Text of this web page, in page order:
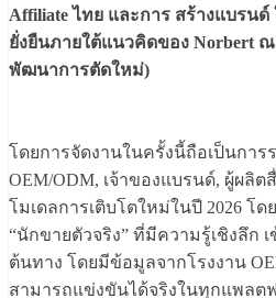
Affiliate ไทย และการ สร้างแบรน
ยั่งยืนภายใต้แนวคิดของ Norbert ณ
พัฒนาการตัดใหม่)
โดยการจัดงานในครั้งนี้ถือเป็นการ
OEM/ODM, เจ้าของแบรนด์, ผู้ผลิต
โมเดลการเติบโตใหม่ในปี 2026 โ
“นักขายตัวจริง” ที่มีความรู้เชิงลึก
ต้นทาง โดยมีข้อมูลจากโรงงาน
สามารถแข่งขันได้จริงในทุกแพลต